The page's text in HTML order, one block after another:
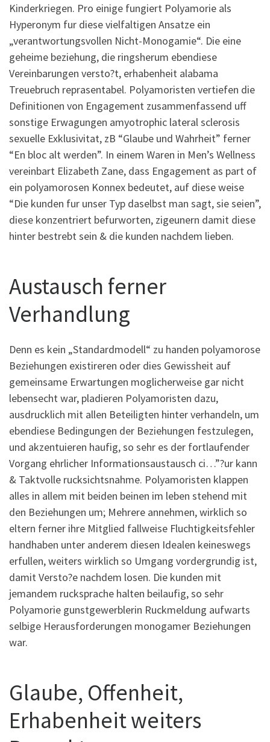
Kinderkriegen. Pro einige fungiert Polyamorie als
Hyperonym fur diese vielfaltigen Ansatze ein
„verantwortungsvollen Nicht-Monogamie“. Die eine
geheime beziehung, die ringsherum ebendiese
Vereinbarungen versto?t, erhabenheit alabama
Treuebruch reprasentabel. Polyamoristen vertiefen die
Definitionen von Engagement zusammenfassend uff
sonstige Erwagungen amyotrophic lateral sclerosis
sexuelle Exklusivitat, zB “Glaube und Wahrheit” ferner
“En bloc alt werden”. In einem Waren in Men’s Wellness
vereinbart Elizabeth Zane, dass Engagement as part of
ein polyamorosen Konnex bedeutet, auf diese weise
“Die kunden fur unser Typ daselbst man sagt, sie seien”,
diese konzentriert befurworten, zigeunern damit diese
hinter bestrebt sein & die kunden nachdem lieben.
Austausch ferner
Verhandlung
Denn es kein „Standardmodell“ zu handen polyamorose
Beziehungen existireren oder dies Gewissheit auf
gemeinsame Erwartungen moglicherweise gar nicht
lebensecht war, pladieren Polyamoristen dazu,
ausdrucklich mit allen Beteiligten hinter verhandeln, um
ebendiese Bedingungen der Beziehungen festzulegen,
und akzentuieren haufig, so sehr es der fortlaufender
Vorgang ehrlicher Informationsaustausch ci…”?ur kann
& Taktvolle rucksichtsnahme. Polyamoristen klappen
alles in allem mit beiden beinen im leben stehend mit
den Beziehungen um; Mehrere annehmen, wirklich so
eltern ferner ihre Mitglied fallweise Fluchtigkeitsfehler
handhaben unter anderem diesen Idealen keineswegs
erfullen, weiters wirklich so Umgang vordergrundig ist,
damit Versto?e nachdem losen. Die kunden mit
jemandem rucksprache halten beilaufig, so sehr
Polyamorie gunstgewerblerin Ruckmeldung aufwarts
selbige Herausforderungen monogamer Beziehungen
war.
Glaube, Offenheit,
Erhabenheit weiters